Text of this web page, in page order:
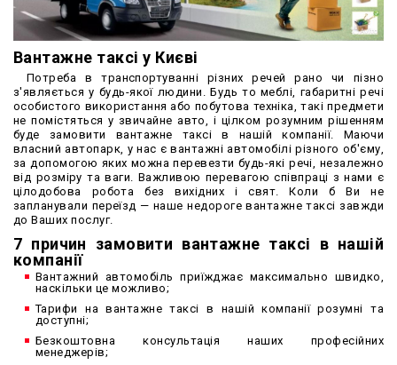
Вантажне таксі у Києві
Потреба в транспортуванні різних речей рано чи пізно
з'являється у будь-якої людини. Будь то меблі, габаритні речі
особистого використання або побутова техніка, такі предмети
не помістяться у звичайне авто, і цілком розумним рішенням
буде замовити вантажне таксі в нашій компанії. Маючи
власний автопарк, у нас є вантажні автомобілі різного об'єму,
за допомогою яких можна перевезти будь-які речі, незалежно
від розміру та ваги. Важливою перевагою співпраці з нами є
цілодобова робота без вихідних і свят. Коли б Ви не
запланували переїзд — наше недороге вантажне таксі завжди
до Ваших послуг.
7 причин замовити вантажне таксі в нашій
компанії
Вантажний автомобіль приїжджає максимально швидко,
наскільки це можливо;
Тарифи на вантажне таксі в нашій компанії розумні та
доступні;
Безкоштовна консультація наших професійних
менеджерів;